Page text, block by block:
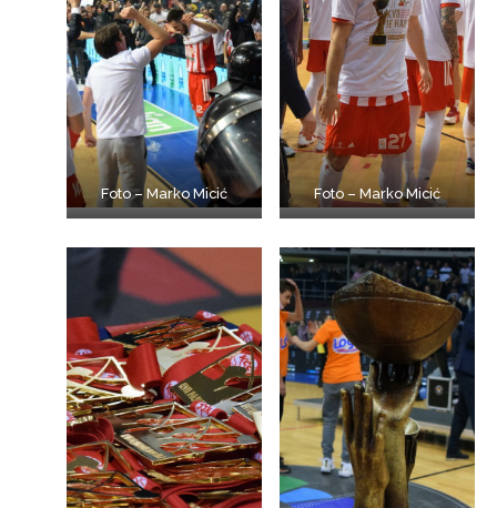
Foto – Marko Micić Foto – Marko Micić